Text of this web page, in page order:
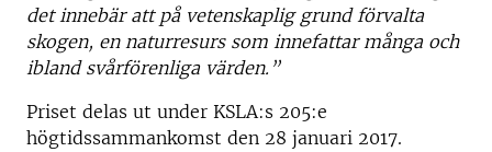
det innebär att på vetenskaplig grund förvalta
skogen, en naturresurs som innefattar många och
ibland svårförenliga värden.”
Priset delas ut under KSLA:s 205:e
högtidssammankomst den 28 januari 2017.